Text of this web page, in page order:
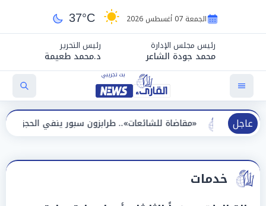
الجمعة 07 أغسطس 2026 37°C
رئيس مجلس الإدارة
محمد جودة الشاعر
رئيس التحرير
د.محمد طعيمة
عاجل
«مقاضاة للشائعات».. طرابزون سبور ينفي الحجز على مستحقات
خدمات